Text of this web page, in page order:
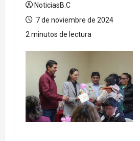
NoticiasB.C
7 de noviembre de 2024
2 minutos de lectura